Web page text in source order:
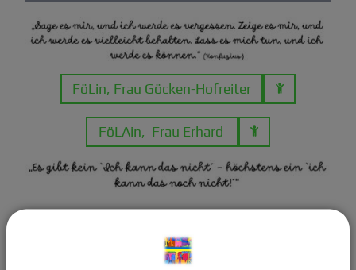
Termine & Formulare
Elternbereich / Edupage
Kooperation GS
Mittelschullehramt
FöLin, Frau Göcken-Hofreiter
FöLAin, Frau Erhard